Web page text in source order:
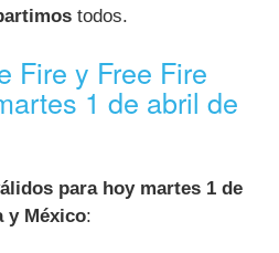
todos.
Fire y Free Fire
1 de abril de
para hoy martes 1 de
y México: